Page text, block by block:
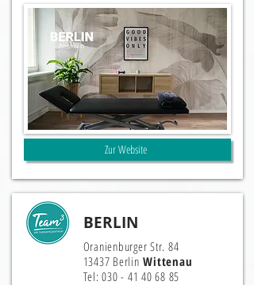
Zur Website
BERLIN
Oranienburger Str. 84
13437 BerlinWittenau
Tel:030 - 41 40 68 85